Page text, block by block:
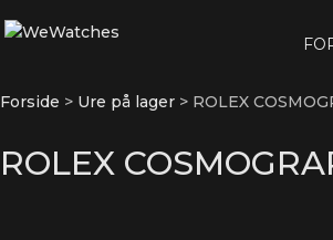
Forside > Ure på lager > ROLEX
ROLEX